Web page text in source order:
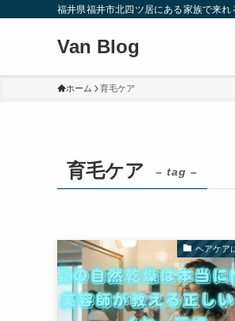
福井県福井市北四ツ居にある家族で来
Van Blog
ホーム 育毛ケア
育毛ケア – tag –
ヘアケア